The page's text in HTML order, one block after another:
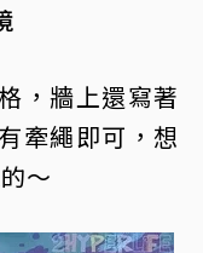
，牆上還寫著
牽繩即可，想
～